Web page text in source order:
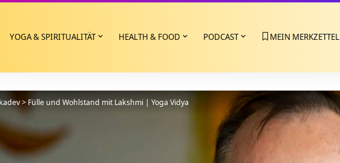
YOGA & SPIRITUALITÄT HEALTH & FOOD PODCAST MEIN MERKZETTEL
> Fülle und Wohlstand mit Lakshmi | Yoga Vidya